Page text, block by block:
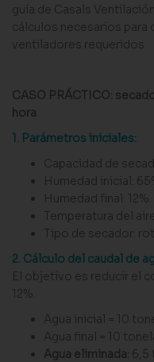
guía de Casals
cálculos necesarios para
ventiladores requeridos.
CASO PRÁCTICO:
hora
1. Parámetros iniciales:
Capacidad de
Humedad inicial:
Humedad final: 12%.
Temperatura del
Tipo de secador:
2. Cálculo del caudal de
El objetivo es reducir el
12%.
Agua inicial = 10
Agua final = 10
Agua eliminada: 6,5